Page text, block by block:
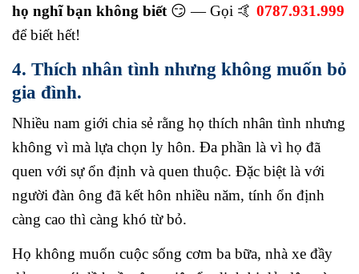
họ nghĩ bạn không biết 😏 — Gọi 🤙 0787.931.999
để biết hết!
4. Thích nhân tình nhưng không muốn bỏ
gia đình.
Nhiều nam giới chia sẻ rằng họ thích nhân tình nhưng
không vì mà lựa chọn ly hôn. Đa phần là vì họ đã
quen với sự ổn định và quen thuộc. Đặc biệt là với
người đàn ông đã kết hôn nhiều năm, tính ổn định
càng cao thì càng khó từ bỏ.
Họ không muốn cuộc sống cơm ba bữa, nhà xe đầy